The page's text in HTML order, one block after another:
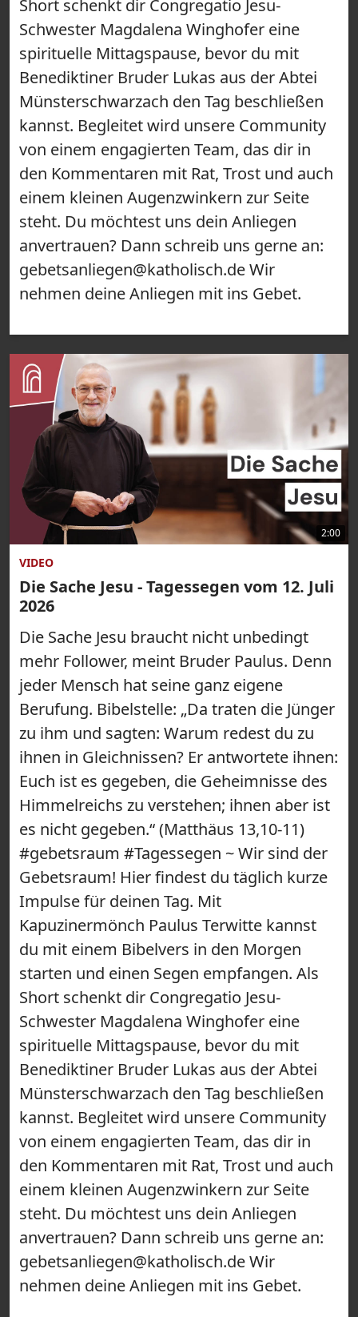
Short schenkt dir Congregatio Jesu-
Schwester Magdalena Winghofer eine
spirituelle Mittagspause, bevor du mit
Benediktiner Bruder Lukas aus der Abtei
Münsterschwarzach den Tag beschließen
kannst. Begleitet wird unsere Community
von einem engagierten Team, das dir in
den Kommentaren mit Rat, Trost und auch
einem kleinen Augenzwinkern zur Seite
steht. Du möchtest uns dein Anliegen
anvertrauen? Dann schreib uns gerne an:
gebetsanliegen@katholisch.de Wir
nehmen deine Anliegen mit ins Gebet.
2:00
VIDEO
Die Sache Jesu - Tagessegen vom 12. Juli
2026
Die Sache Jesu braucht nicht unbedingt
mehr Follower, meint Bruder Paulus. Denn
jeder Mensch hat seine ganz eigene
Berufung. Bibelstelle: „Da traten die Jünger
zu ihm und sagten: Warum redest du zu
ihnen in Gleichnissen? Er antwortete ihnen:
Euch ist es gegeben, die Geheimnisse des
Himmelreichs zu verstehen; ihnen aber ist
es nicht gegeben.“ (Matthäus 13,10-11)
#gebetsraum #Tagessegen ~ Wir sind der
Gebetsraum! Hier findest du täglich kurze
Impulse für deinen Tag. Mit
Kapuzinermönch Paulus Terwitte kannst
du mit einem Bibelvers in den Morgen
starten und einen Segen empfangen. Als
Short schenkt dir Congregatio Jesu-
Schwester Magdalena Winghofer eine
spirituelle Mittagspause, bevor du mit
Benediktiner Bruder Lukas aus der Abtei
Münsterschwarzach den Tag beschließen
kannst. Begleitet wird unsere Community
von einem engagierten Team, das dir in
den Kommentaren mit Rat, Trost und auch
einem kleinen Augenzwinkern zur Seite
steht. Du möchtest uns dein Anliegen
anvertrauen? Dann schreib uns gerne an:
gebetsanliegen@katholisch.de Wir
nehmen deine Anliegen mit ins Gebet.